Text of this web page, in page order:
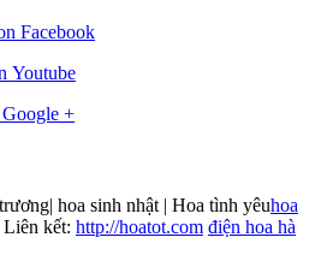
Facebook
Youtube
Google +
hoa sinh nhật | Hoa tình yêuhoa
Liên kết: http://hoatot.com điện hoa hà